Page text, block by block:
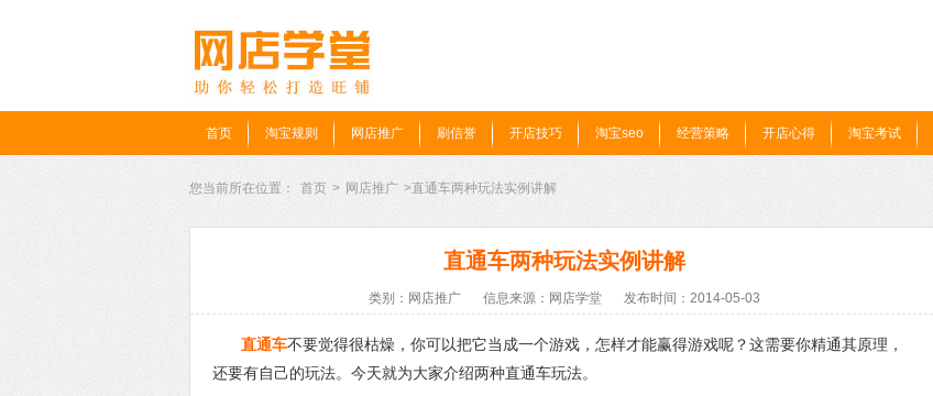
首页 淘宝规则 网店推广 刷信誉 开店技巧 淘宝seo 经营策略 开店心得 淘宝考试
您当前所在位置： 首页 > 网店推广 >直通车两种玩法实例讲解
直通车两种玩法实例讲解
类别：网店推广 信息来源：网店学堂 发布时间：2014-05-03
直通车不要觉得很枯燥，你可以把它当成一个游戏，怎样才能赢得游戏呢？这需要你精通其原理，
还要有自己的玩法。今天就为大家介绍两种直通车玩法。